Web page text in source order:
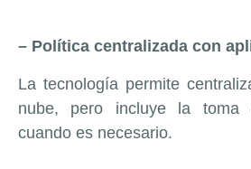
– Política centralizada con
La tecnología permite
nube, pero incluye la toma
cuando es necesario.